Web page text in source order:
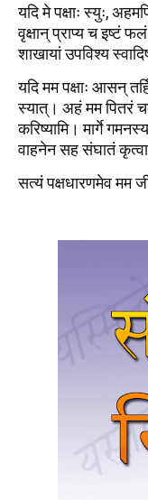
यदि मे पक्षाः स्युः,
वृक्षान् प्राप्य च इष्टं
शाखायां उपविश्य
यदि मम पक्षाः आसन्
स्यात्। अहं मम पितरं
करिष्यामि। मार्गे
वाहनेन सह संघातं
सत्यं पक्षधारणमेव मम